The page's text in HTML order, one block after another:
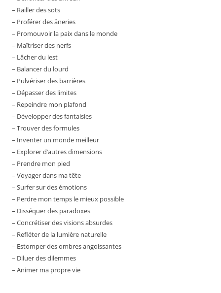
– Railler des sots
– Proférer des âneries
– Promouvoir la paix dans le monde
– Maîtriser des nerfs
– Lâcher du lest
– Balancer du lourd
– Pulvériser des barrières
– Dépasser des limites
– Repeindre mon plafond
– Développer des fantaisies
– Trouver des formules
– Inventer un monde meilleur
– Explorer d’autres dimensions
– Prendre mon pied
– Voyager dans ma tête
– Surfer sur des émotions
– Perdre mon temps le mieux possible
– Disséquer des paradoxes
– Concrétiser des visions absurdes
– Refléter de la lumière naturelle
– Estomper des ombres angoissantes
– Diluer des dilemmes
– Animer ma propre vie